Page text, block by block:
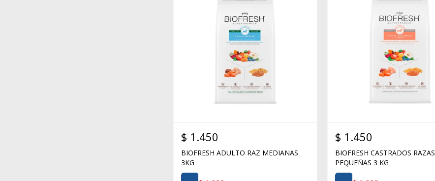
$ 1.450
BIOFRESH ADULTO RAZ MEDIANAS
3KG
$ 1.450
BIOFRESH CASTRADOS RAZAS
PEQUEÑAS 3 KG